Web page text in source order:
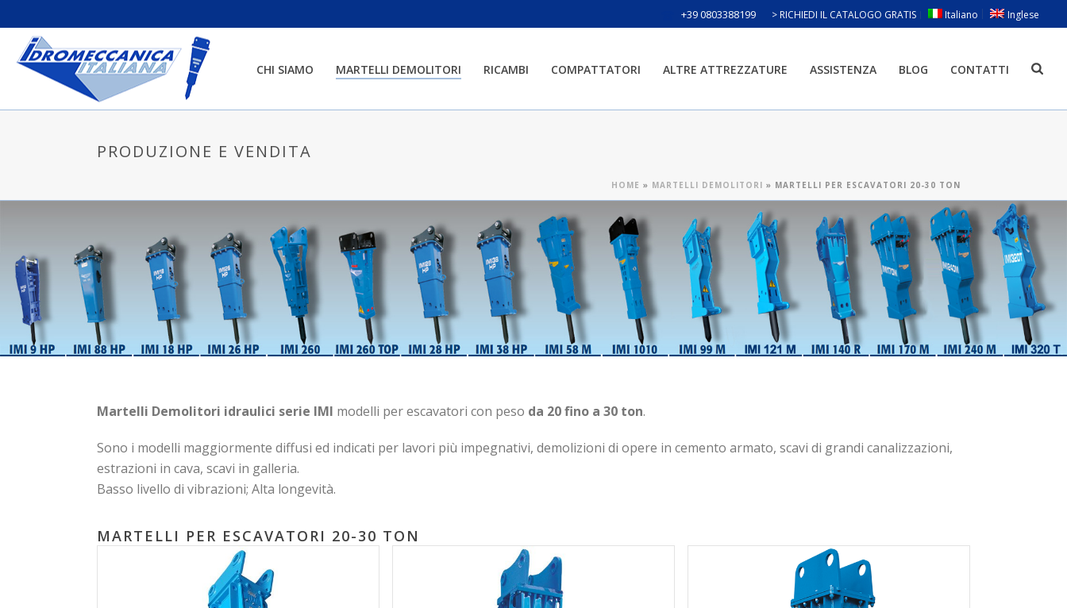
> RICHIEDI IL CATALOGO GRATIS Italiano Inglese
+39 0803388199
CHI SIAMO MARTELLI DEMOLITORI RICAMBI COMPATTATORI ALTRE ATTREZZATURE ASSISTENZA BLOG CONTATTI
PRODUZIONE E VENDITA
HOME » MARTELLI DEMOLITORI » MARTELLI PER ESCAVATORI 20-30 TON
Martelli Demolitori idraulici serie IMI modelli per escavatori con peso da 20 fino a 30 ton.
Sono i modelli maggiormente diffusi ed indicati per lavori più impegnativi, demolizioni di opere in cemento armato, scavi di grandi canalizzazioni,
estrazioni in cava, scavi in galleria.
Basso livello di vibrazioni; Alta longevità.
MARTELLI PER ESCAVATORI 20-30 TON